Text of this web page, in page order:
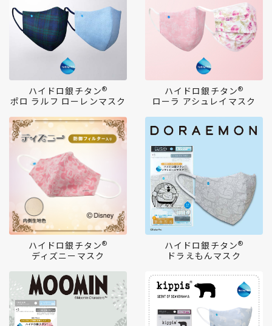
ハイドロ銀チタン®
ポロ ラルフ ローレンマスク
ハイドロ銀チタン®
ローラ アシュレイマスク
ハイドロ銀チタン®
ディズニーマスク
ハイドロ銀チタン®
ドラえもんマスク